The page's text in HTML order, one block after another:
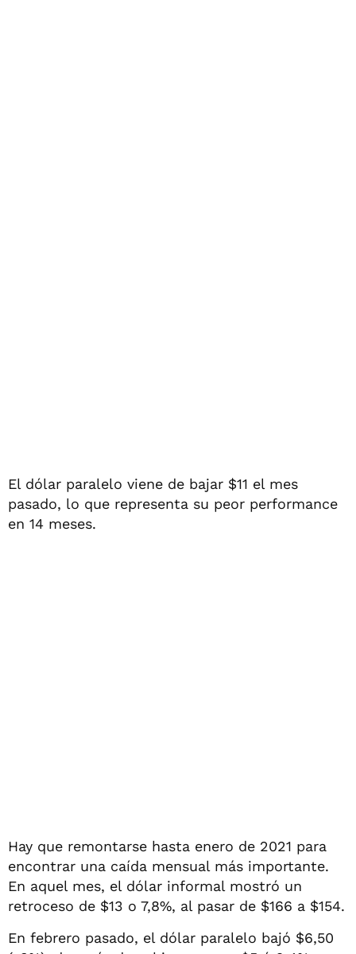
El dólar paralelo viene de bajar $11 el mes
pasado, lo que representa su peor performance
en 14 meses.
Hay que remontarse hasta enero de 2021 para
encontrar una caída mensual más importante.
En aquel mes, el dólar informal mostró un
retroceso de $13 o 7,8%, al pasar de $166 a $154.
En febrero pasado, el dólar paralelo bajó $6,50